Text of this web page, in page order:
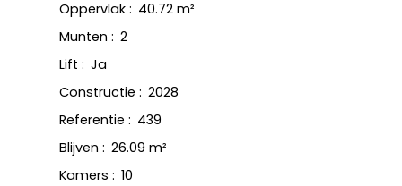
Oppervlak : 40.72 m²
Munten : 2
Lift : Ja
Constructie : 2028
Referentie : 439
Blijven : 26.09 m²
Kamers : 10